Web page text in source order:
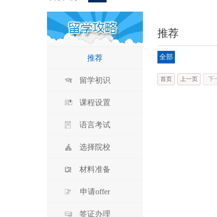
推荐
留学初识
课程设置
语言考试
选择院校
材料准备
申请offer
签证办理
推荐
全部
下
上一页
首页